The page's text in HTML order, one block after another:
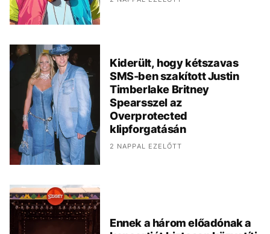
Kiderült, hogy kétszavas
SMS-ben szakított Justin
Timberlake Britney
Spearsszel az
Overprotected
klipforgatásán
2 NAPPAL EZELŐTT
Ennek a három előadónak a